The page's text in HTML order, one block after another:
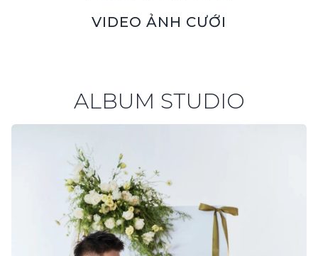
VIDEO ẢNH CƯỚI
ALBUM STUDIO